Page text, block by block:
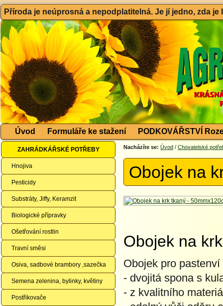
Příroda je neúprosná a nepodplatitelná. Je jí jedno, zda
Úvod Formuláře ke stažení PODKOVÁŘSTVÍ
ZAHRÁDKÁŘSKÉ POTŘEBY
Hnojiva
Pesticidy
Substráty, Jiffy, Keramzit
Biologické přípravky
Ošetřování rostlin
Travní směsi
Osiva, sadbové brambory ,sazečka
Semena zelenina, bylinky, květiny
Postřikovače
Nacházíte se: Úvod / Chovatelské
Obojek na
Obojek na
Obojek pro
- dvojitá spona s
- z kvalitního